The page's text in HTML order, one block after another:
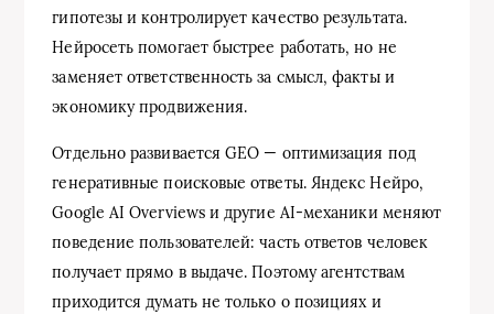
гипотезы и контролирует качество результата.
Нейросеть помогает быстрее работать, но не
заменяет ответственность за смысл, факты и
экономику продвижения.
Отдельно развивается GEO — оптимизация под
генеративные поисковые ответы. Яндекс Нейро,
Google AI Overviews и другие AI-механики меняют
поведение пользователей: часть ответов человек
получает прямо в выдаче. Поэтому агентствам
приходится думать не только о позициях и